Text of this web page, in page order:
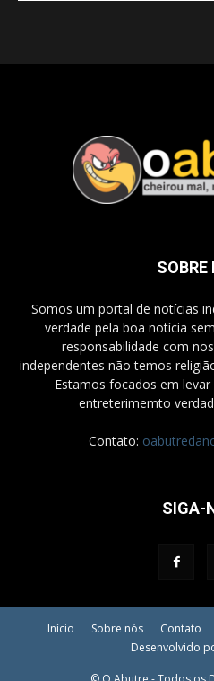
SOBRE
Somos um portal de notícias
verdade pela boa notícia
responsabilidade com
independentes não temos
Estamos focados em
entreterimemto
Contato:
SIGA-
Início Sobre nós Contato
Desenvolvido